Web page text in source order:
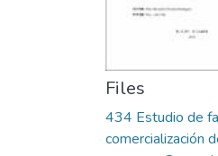
Files
434 Estudio de
comercialización